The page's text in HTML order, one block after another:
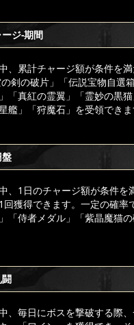
ジ-期間
、累計チャージ額が条件を
剣の破片」「伝説宝物自選
「真紅の霊翼」「霊妙の黒
艦」「狩魔石」を受領できま
、1日のチャージ額が条件を
回獲得できます。一定の確率
「侍者メダル」「紫晶魔猫
、毎日にボスを撃破する際